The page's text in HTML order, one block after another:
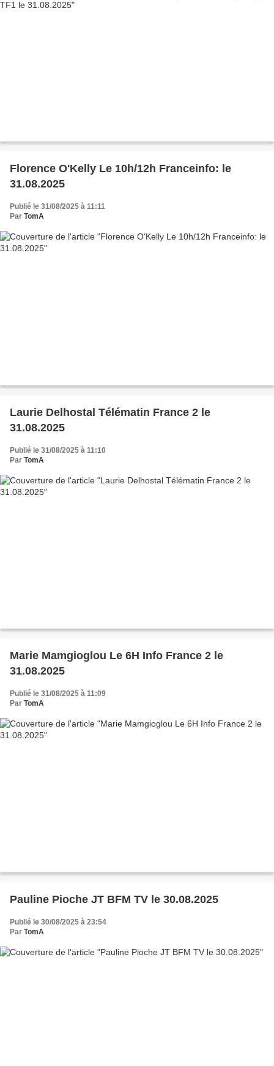
Florence O'Kelly Le 10h/12h Franceinfo: le
31.08.2025
Publié le 31/08/2025 à 11:11
Par TomA
Laurie Delhostal Télématin France 2 le
31.08.2025
Publié le 31/08/2025 à 11:10
Par TomA
Marie Mamgioglou Le 6H Info France 2 le
31.08.2025
Publié le 31/08/2025 à 11:09
Par TomA
Pauline Pioche JT BFM TV le 30.08.2025
Publié le 30/08/2025 à 23:54
Par TomA